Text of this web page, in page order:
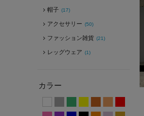
帽子 (17)
アクセサリー (50)
ファッション雑貨 (21)
レッグウェア (1)
カラー